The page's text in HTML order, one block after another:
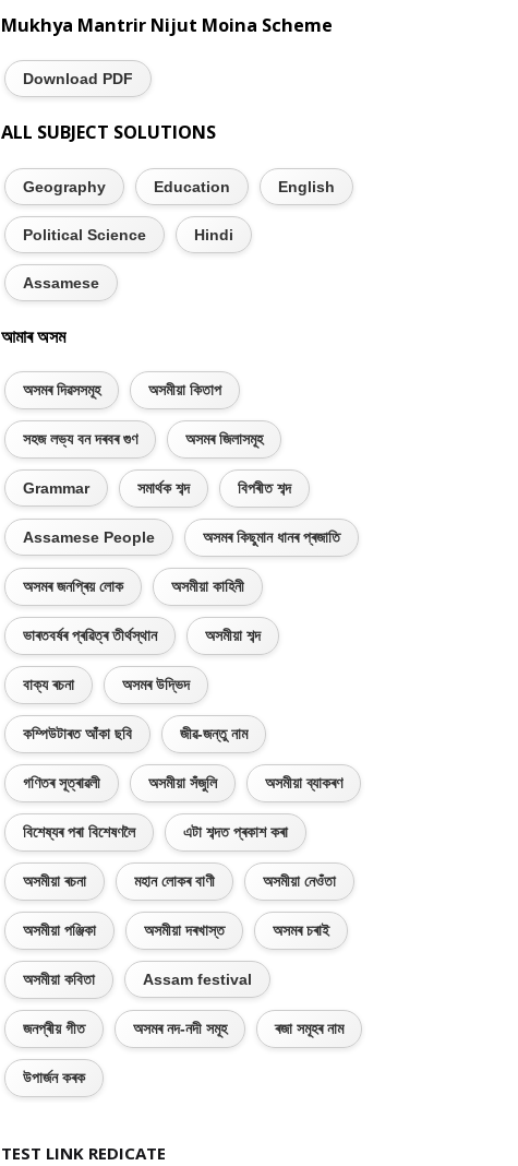
Mukhya Mantrir Nijut Moina Scheme
Download PDF
ALL SUBJECT SOLUTIONS
Geography Education English
Political Science Hindi
Assamese
আমাৰ অসম
অসমৰ দিৱসসমূহ অসমীয়া কিতাপ
সহজ লভ্য বন দৰবৰ গুণ অসমৰ জিলাসমূহ
Grammar সমাৰ্থক শব্দ বিপৰীত শব্দ
Assamese People অসমৰ কিছুমান ধানৰ প্ৰজাতি
অসমৰ জনপ্ৰিয় লোক অসমীয়া কাহিনী
ভাৰতবৰ্ষৰ প্ৰৱিত্ৰ তীৰ্থস্থান অসমীয়া শব্দ
বাক্য ৰচনা অসমৰ উদ্ভিদ
কম্পিউটাৰত আঁকা ছবি জীৱ-জন্তু নাম
গণিতৰ সূত্ৰাৱলী অসমীয়া সঁজুলি অসমীয়া ব্যাকৰণ
বিশেষ্যৰ পৰা বিশেষণলৈ এটা শব্দত প্ৰকাশ কৰা
অসমীয়া ৰচনা মহান লোকৰ বাণী অসমীয়া নেওঁতা
অসমীয়া পঞ্জিকা অসমীয়া দৰখাস্ত অসমৰ চৰাই
অসমীয়া কবিতা Assam festival
জনপ্ৰীয় গীত অসমৰ নদ-নদী সমূহ ৰজা সমূহৰ নাম
উপাৰ্জন কৰক
TEST LINK REDICATE